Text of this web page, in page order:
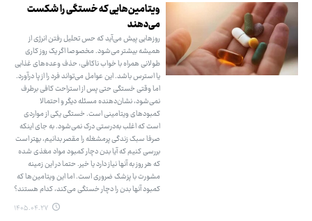
ویتامین‌هایی که خستگی را شکست
می‌دهند
روزهایی پیش می‌آید که حس تحلیل رفتن انرژی از
همیشه بیشتر می‌شود. مخصوصا اگر یک روز کاری
طولانی همراه با خواب ناکافی، حذف وعده‌های غذایی
یا استرس باشد. این عوامل می‌تواند فرد را از پا درآورد.
اما وقتی خستگی حتی پس از استراحت کافی برطرف
نمی‌شود، نشان‌دهنده مسئله دیگر و احتمالا
کمبودهای ویتامینی است. خستگی یکی از مواردی
است که اغلب به‌درستی درک نمی‌شود. به جای اینکه
صرفا سبک زندگی پرمشغله را مقصر بدانیم، بهتر است
بررسی کنیم که آیا بدن دچار کمبود مواد مغذی شده
که هر روز به آنها نیاز دارد یا خیر. حتما در این زمینه
مشورت با پزشک ضروری است. اما این ویتامین‌ها که
کمبود آنها بدن را دچار خستگی می‌کند، کدام هستند؟
۱۴۰۵.۰۴.۲۷